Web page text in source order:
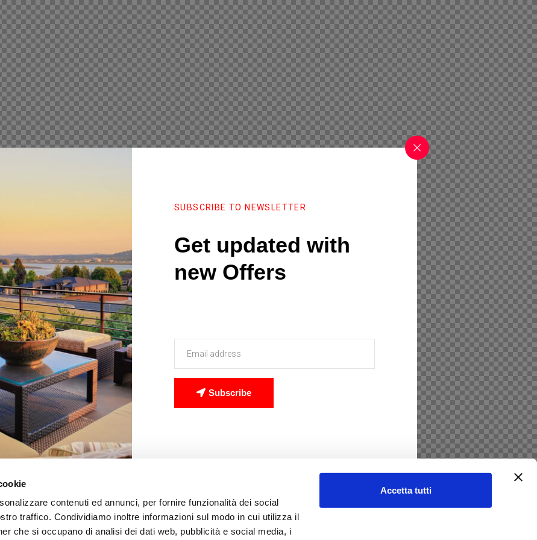
contenuti ed annunci, per fornire funzionalità dei social
traffico. Condividiamo inoltre informazioni sul modo in cui utilizza il
che si occupano di analisi dei dati web, pubblicità e social media, i
Accetta tutti
SUBSCRIBE TO NEWSLETTER
Get updated with
new Offers
Subscribe